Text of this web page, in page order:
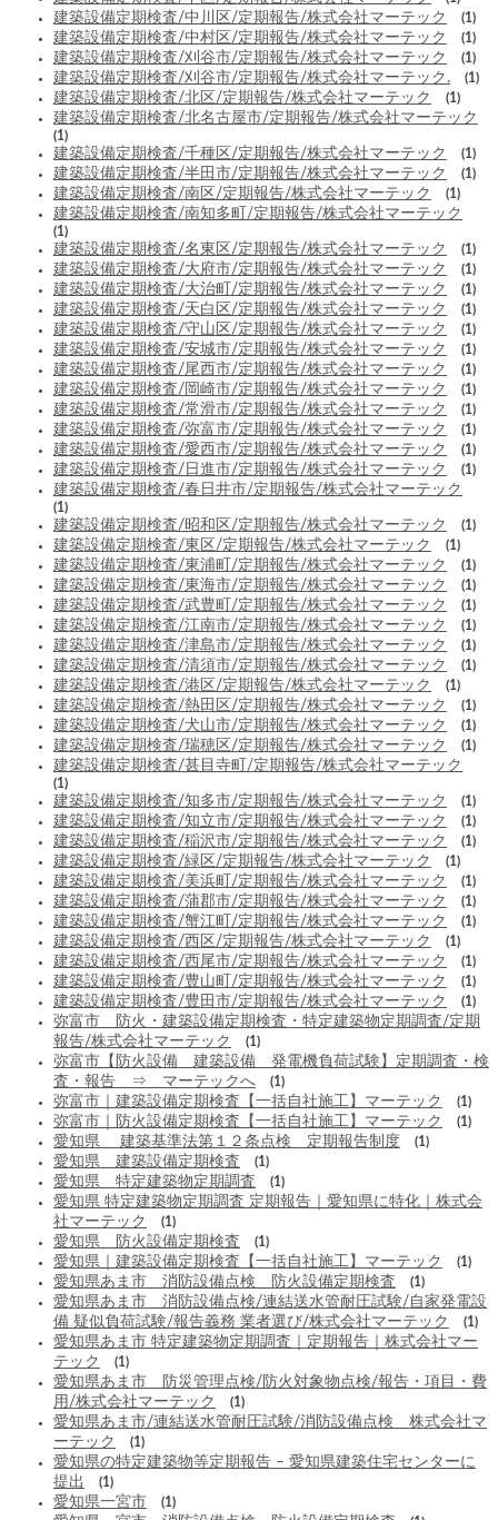
建築設備定期検査/中川区/定期報告/株式会社マーテック (1)
建築設備定期検査/中村区/定期報告/株式会社マーテック (1)
建築設備定期検査/刈谷市/定期報告/株式会社マーテック (1)
建築設備定期検査/刈谷市/定期報告/株式会社マーテック. (1)
建築設備定期検査/北区/定期報告/株式会社マーテック (1)
建築設備定期検査/北名古屋市/定期報告/株式会社マーテック
(1)
建築設備定期検査/千種区/定期報告/株式会社マーテック (1)
建築設備定期検査/半田市/定期報告/株式会社マーテック (1)
建築設備定期検査/南区/定期報告/株式会社マーテック (1)
建築設備定期検査/南知多町/定期報告/株式会社マーテック
(1)
建築設備定期検査/名東区/定期報告/株式会社マーテック (1)
建築設備定期検査/大府市/定期報告/株式会社マーテック (1)
建築設備定期検査/大治町/定期報告/株式会社マーテック (1)
建築設備定期検査/天白区/定期報告/株式会社マーテック (1)
建築設備定期検査/守山区/定期報告/株式会社マーテック (1)
建築設備定期検査/安城市/定期報告/株式会社マーテック (1)
建築設備定期検査/尾西市/定期報告/株式会社マーテック (1)
建築設備定期検査/岡崎市/定期報告/株式会社マーテック (1)
建築設備定期検査/常滑市/定期報告/株式会社マーテック (1)
建築設備定期検査/弥富市/定期報告/株式会社マーテック (1)
建築設備定期検査/愛西市/定期報告/株式会社マーテック (1)
建築設備定期検査/日進市/定期報告/株式会社マーテック (1)
建築設備定期検査/春日井市/定期報告/株式会社マーテック
(1)
建築設備定期検査/昭和区/定期報告/株式会社マーテック (1)
建築設備定期検査/東区/定期報告/株式会社マーテック (1)
建築設備定期検査/東浦町/定期報告/株式会社マーテック (1)
建築設備定期検査/東海市/定期報告/株式会社マーテック (1)
建築設備定期検査/武豊町/定期報告/株式会社マーテック (1)
建築設備定期検査/江南市/定期報告/株式会社マーテック (1)
建築設備定期検査/津島市/定期報告/株式会社マーテック (1)
建築設備定期検査/清須市/定期報告/株式会社マーテック (1)
建築設備定期検査/港区/定期報告/株式会社マーテック (1)
建築設備定期検査/熱田区/定期報告/株式会社マーテック (1)
建築設備定期検査/犬山市/定期報告/株式会社マーテック (1)
建築設備定期検査/瑞穂区/定期報告/株式会社マーテック (1)
建築設備定期検査/甚目寺町/定期報告/株式会社マーテック
(1)
建築設備定期検査/知多市/定期報告/株式会社マーテック (1)
建築設備定期検査/知立市/定期報告/株式会社マーテック (1)
建築設備定期検査/稲沢市/定期報告/株式会社マーテック (1)
建築設備定期検査/緑区/定期報告/株式会社マーテック (1)
建築設備定期検査/美浜町/定期報告/株式会社マーテック (1)
建築設備定期検査/蒲郡市/定期報告/株式会社マーテック (1)
建築設備定期検査/蟹江町/定期報告/株式会社マーテック (1)
建築設備定期検査/西区/定期報告/株式会社マーテック (1)
建築設備定期検査/西尾市/定期報告/株式会社マーテック (1)
建築設備定期検査/豊山町/定期報告/株式会社マーテック (1)
建築設備定期検査/豊田市/定期報告/株式会社マーテック (1)
弥富市 防火・建築設備定期検査・特定建築物定期調査/定期
報告/株式会社マーテック
(1)
弥富市【防火設備 建築設備 発電機負荷試験】定期調査・検
査・報告 ⇒ マーテックへ
(1)
弥富市｜建築設備定期検査【一括自社施工】マーテック (1)
弥富市｜防火設備定期検査【一括自社施工】マーテック (1)
愛知県 建築基準法第１２条点検 定期報告制度 (1)
愛知県 建築設備定期検査 (1)
愛知県 特定建築物定期調査 (1)
愛知県 特定建築物定期調査 定期報告｜愛知県に特化｜株式会
社マーテック
(1)
愛知県 防火設備定期検査 (1)
愛知県｜建築設備定期検査【一括自社施工】マーテック (1)
愛知県あま市 消防設備点検 防火設備定期検査 (1)
愛知県あま市 消防設備点検/連結送水管耐圧試験/自家発電設
備 疑似負荷試験/報告義務 業者選び/株式会社マーテック
(1)
愛知県あま市 特定建築物定期調査｜定期報告｜株式会社マー
テック
(1)
愛知県あま市 防災管理点検/防火対象物点検/報告・項目・費
用/株式会社マーテック
(1)
愛知県あま市/連結送水管耐圧試験/消防設備点検 株式会社マ
ーテック
(1)
愛知県の特定建築物等定期報告 – 愛知県建築住宅センターに
提出
(1)
愛知県一宮市 (1)